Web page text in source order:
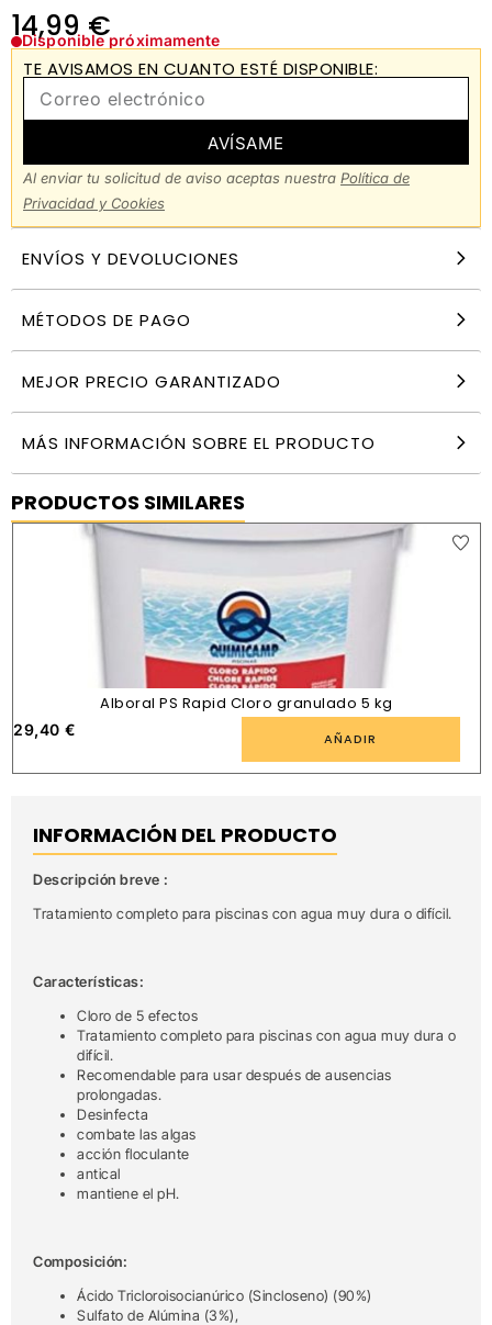
14,99€
Disponible próximamente
TE AVISAMOS EN CUANTO ESTÉ DISPONIBLE:
AVÍSAME
Al enviar tu solicitud de aviso aceptas nuestra Política de
Privacidad y Cookies
ENVÍOS Y DEVOLUCIONES
MÉTODOS DE PAGO
MEJOR PRECIO GARANTIZADO
MÁS INFORMACIÓN SOBRE EL PRODUCTO
PRODUCTOS SIMILARES
Alboral PS Rapid Cloro granulado 5 kg
29,40 € AÑADIR
INFORMACIÓN DEL PRODUCTO
Descripción breve :
Tratamiento completo para piscinas con agua muy dura o difícil.
Características:
Cloro de 5 efectos
Tratamiento completo para piscinas con agua muy dura o
difícil.
Recomendable para usar después de ausencias
prolongadas.
Desinfecta
combate las algas
acción floculante
antical
mantiene el pH.
Composición:
Ácido Tricloroisocianúrico (Sincloseno) (90%)
Sulfato de Alúmina (3%),